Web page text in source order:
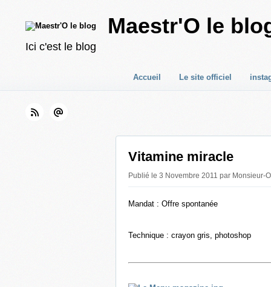
Maestr'O le
Ici c'est le blog
Accueil Le site officiel
Vitamine miracle
Publié le 3 Novembre 2011 par Monsieur-
Mandat : Offre spontanée
Technique : crayon gris, photoshop